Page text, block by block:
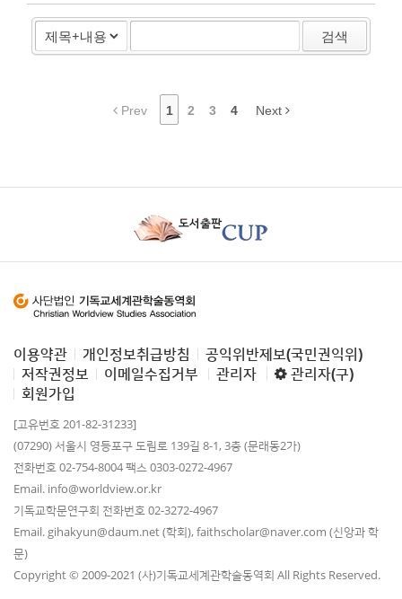
검색
Prev 1 2 3 4 Next
이용약관 개인정보취급방침
공익위반제보(국민권익위)
저작권정보
이메일수집거부 관리자
관리자(구)
회원가입
[고유번호 201-82-31233]
(07290) 서울시 영등포구 도림로 139길 8-1, 3층 (문래동2가)
전화번호 02-754-8004 팩스 0303-0272-4967
Email. info@worldview.or.kr
기독교학문연구회 전화번호 02-3272-4967
Email. gihakyun@daum.net (학회), faithscholar@naver.com (신앙과 학
문)
Copyright © 2009-2021 (사)기독교세계관학술동역회 All Rights Reserved.